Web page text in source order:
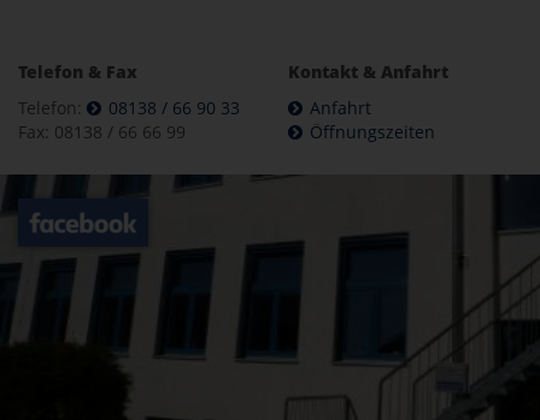
Telefon & Fax
Telefon:
08138 / 66 90 33
Fax: 08138 / 66 66 99
Kontakt & Anfahrt
Anfahrt
Öffnungszeiten